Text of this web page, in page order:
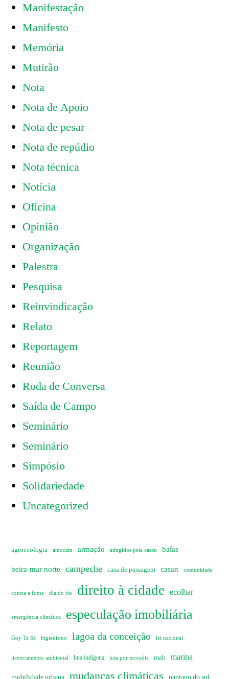
Manifestação
Manifesto
Memória
Mutirão
Nota
Nota de Apoio
Nota de pesar
Nota de repúdio
Nota técnica
Notícia
Oficina
Opinião
Organização
Palestra
Pesquisa
Reinvindicação
Relato
Reportagem
Reunião
Roda de Conversa
Saída de Campo
Seminário
Seminário
Simpósio
Solidariedade
Uncategorized
agroecologia amocam armação atingidos pela casan baías
beira-mar norte campeche casa de passagem casan comunidade
contra a fome dia do rio direito à cidade ecolhar
emergência climática especulação imobiliária
Goy Ta Sá higienismo lagoa da conceição lei nacional
licenciamento ambiental luta indigena luta por moradia mab marina